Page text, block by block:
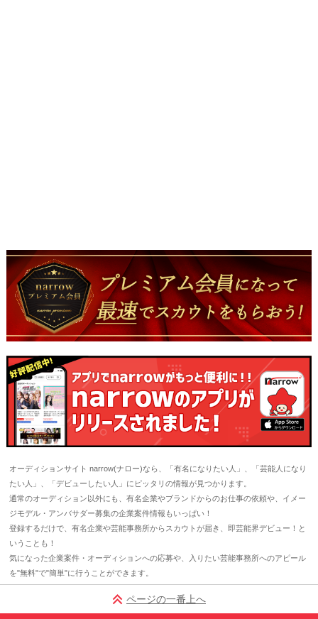
オーディションサイト narrow(ナロー)なら、「有名になりたい人」、「芸能人になり
たい人」、「デビューしたい人」にピッタリの情報が見つかります。
通常のオーディション以外にも、有名企業やブランドからのお仕事の依頼や、イメー
ジモデル・アンバサダー募集の企業案件情報もいっぱい！
登録するだけで、有名企業や芸能事務所からスカウトが届き、即芸能界デビュー！と
いうことも！
気になった企業案件・オーディションへの応募や、入りたい芸能事務所へのアピール
を"無料"で"簡単"に行うことができます。
ページの一番上へ